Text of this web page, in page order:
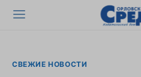
СВЕЖИЕ НОВОСТИ